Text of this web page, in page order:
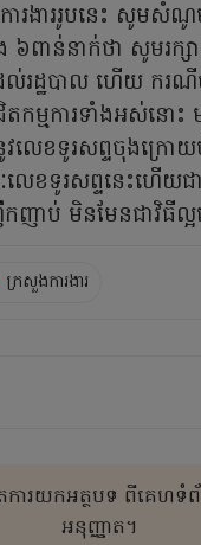
ការងាររូបនេះ សូម
ង ៦ពាន់នាក់ថា សូមរក្ស
រដ្ឋបាល ហើយ ករណីច
កម្មការទាំងអស់នោ
វលេខទូរសព្ទចុងក្រោ
ៈលេខទូរសព្ទនេះហើយ
កញាប់ មិនមែនជាវិធីល្អ
ក្រសួងការងារ
ការយកអត្ថបទ ពីគេហទំព័
អនុញ្ញាត។